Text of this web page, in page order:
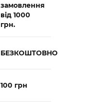
замовлення
від 1000
грн.
БЕЗКОШТОВНО
100 грн